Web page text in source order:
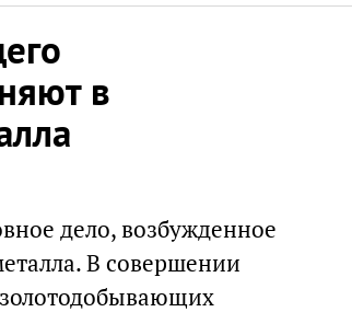
в
дело, возбужденное
В совершении